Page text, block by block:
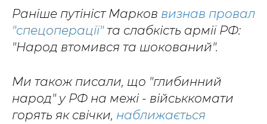
Раніше путініст Марков визнав провал
"спецоперації"та слабкість армії РФ:
"Народ втомився та шокований".
Ми також писали, що "глибинний
народ" у РФ на межі - військкомати
горять як свічки, наближається